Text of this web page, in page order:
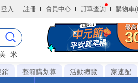
登入 註冊 會員中心 訂單查詢 購物車
米
銷
整箱購划算 活動總覽 家速配